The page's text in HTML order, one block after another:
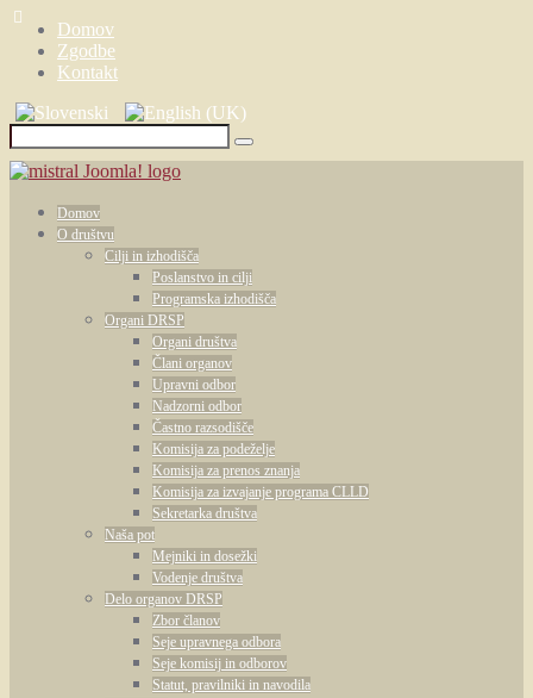
Domov
Zgodbe
Kontakt
Domov
O društvu
Cilji in izhodišča
Poslanstvo in cilji
Programska izhodišča
Organi DRSP
Organi društva
Člani organov
Upravni odbor
Nadzorni odbor
Častno razsodišče
Komisija za podeželje
Komisija za prenos znanja
Komisija za izvajanje programa CLLD
Sekretarka društva
Naša pot
Mejniki in dosežki
Vodenje društva
Delo organov DRSP
Zbor članov
Seje upravnega odbora
Seje komisij in odborov
Statut, pravilniki in navodila